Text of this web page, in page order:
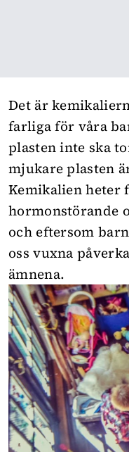
Det är
farliga för våra
plasten inte ska
mjukare plasten
Kemikalien heter
hormonstörande
och eftersom
oss vuxna
ämnena.